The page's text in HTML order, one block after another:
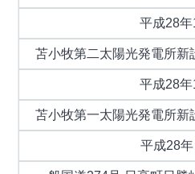
平成28年
苫小牧第二太陽光発電所新
平成28年
苫小牧第一太陽光発電所新
平成28年